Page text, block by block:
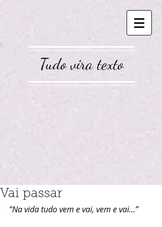
Tudo vira texto
Vai passar
“Na vida tudo vem e vai, vem e vai...”